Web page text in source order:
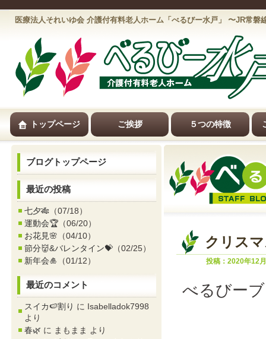
医療法人それいゆ会 介護付有料老人ホーム「べるびー水戸」 〜JR常
トップページ ご挨拶 ５つの特徴
ブログトップページ
最近の投稿
七夕🎋（07/18）
運動会🏆（06/20）
お花見🌸 （04/10）
節分👹&バレンタイン💝（02/25）
新年会🎍 （01/12）
最近のコメント
スイカ🍉割り に Isabelladok7998
より
春🌿 に まもまま より
クリス
投稿：2020年12
べるびー